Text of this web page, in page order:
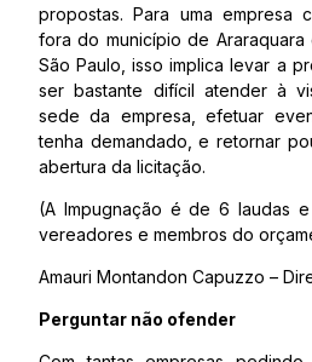
propostas. Para uma empresa
fora do município de
São Paulo, isso implica levar a
ser bastante difícil atender à
sede da empresa, efetuar
tenha demandado, e retornar
abertura da licitação.
(A Impugnação é de 6 laudas
vereadores e membros do
Amauri Montandon Capuzzo –
Perguntar não ofender